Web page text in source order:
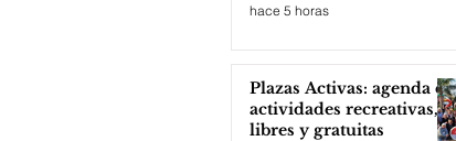
hace 5 horas
Plazas Activas: agenda de
actividades recreativas,
libres y gratuitas